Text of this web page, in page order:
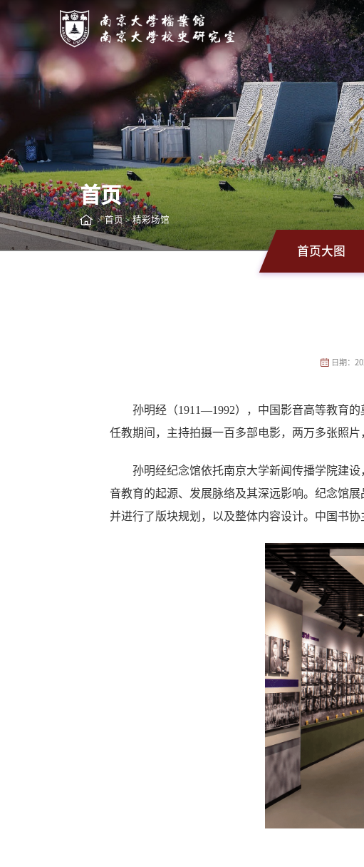
首页
> 首页 > 精彩场馆
首页大图
日期：
孙明经（1911—1992），中国影音高等教育
任教期间，主持拍摄一百多部电影，两万多张照
孙明经纪念馆依托南京大学新闻传播学院建
音教育的起源、发展脉络及其深远影响。 纪念馆展
并进行了版块规划，以及整体内容设计。中国书协